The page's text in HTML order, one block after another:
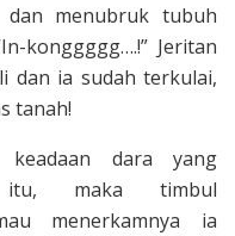
dan menubruk tubuh
konggggg….!” Jeritan
dan ia sudah ter­kulai,
tanah!
dara yang
itu, maka timbul
menerkamnya ia